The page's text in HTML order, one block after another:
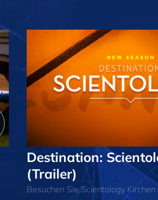
Destination:
(Trailer)
Besuchen Sie Scientology